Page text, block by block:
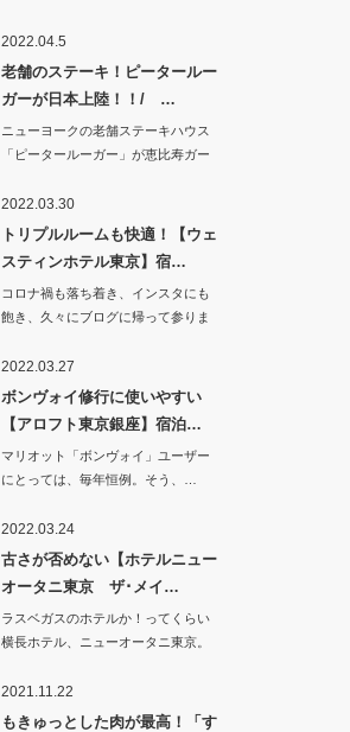
2022.04.5
老舗のステーキ！ピータールー
ガーが日本上陸！！/ …
ニューヨークの老舗ステーキハウス
「ピータールーガー」が恵比寿ガー
2022.03.30
トリプルルームも快適！【ウェ
スティンホテル東京】宿…
コロナ禍も落ち着き、インスタにも
飽き、久々にブログに帰って参りま
2022.03.27
ボンヴォイ修行に使いやすい
【アロフト東京銀座】宿泊…
マリオット「ボンヴォイ」ユーザー
にとっては、毎年恒例。そう、…
2022.03.24
古さが否めない【ホテルニュー
オータニ東京 ザ･メイ…
ラスベガスのホテルか！ってくらい
横長ホテル、ニューオータニ東京。
2021.11.22
もきゅっとした肉が最高！「す